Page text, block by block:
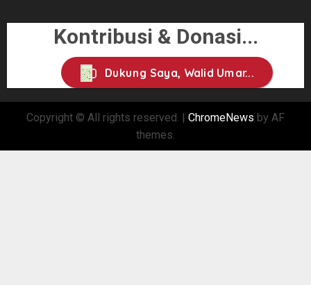
Kontribusi & Donasi...
Dukung Saya, Walid Umar...
Copyright © All rights reserved. | ChromeNews by AF
themes.